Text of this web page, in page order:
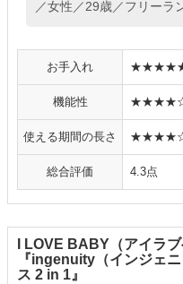
／女性／29歳／フリーラ
お手入れ
機能性
使える期間の長さ
総合評価 4.3点
I LOVE BABY（アイラブ
『ingenuity（インジェ
ス 2 in 1』